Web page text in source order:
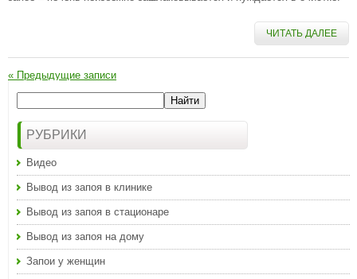
ЧИТАТЬ ДАЛЕЕ
« Предыдущие записи
РУБРИКИ
Видео
Вывод из запоя в клинике
Вывод из запоя в стационаре
Вывод из запоя на дому
Запои у женщин